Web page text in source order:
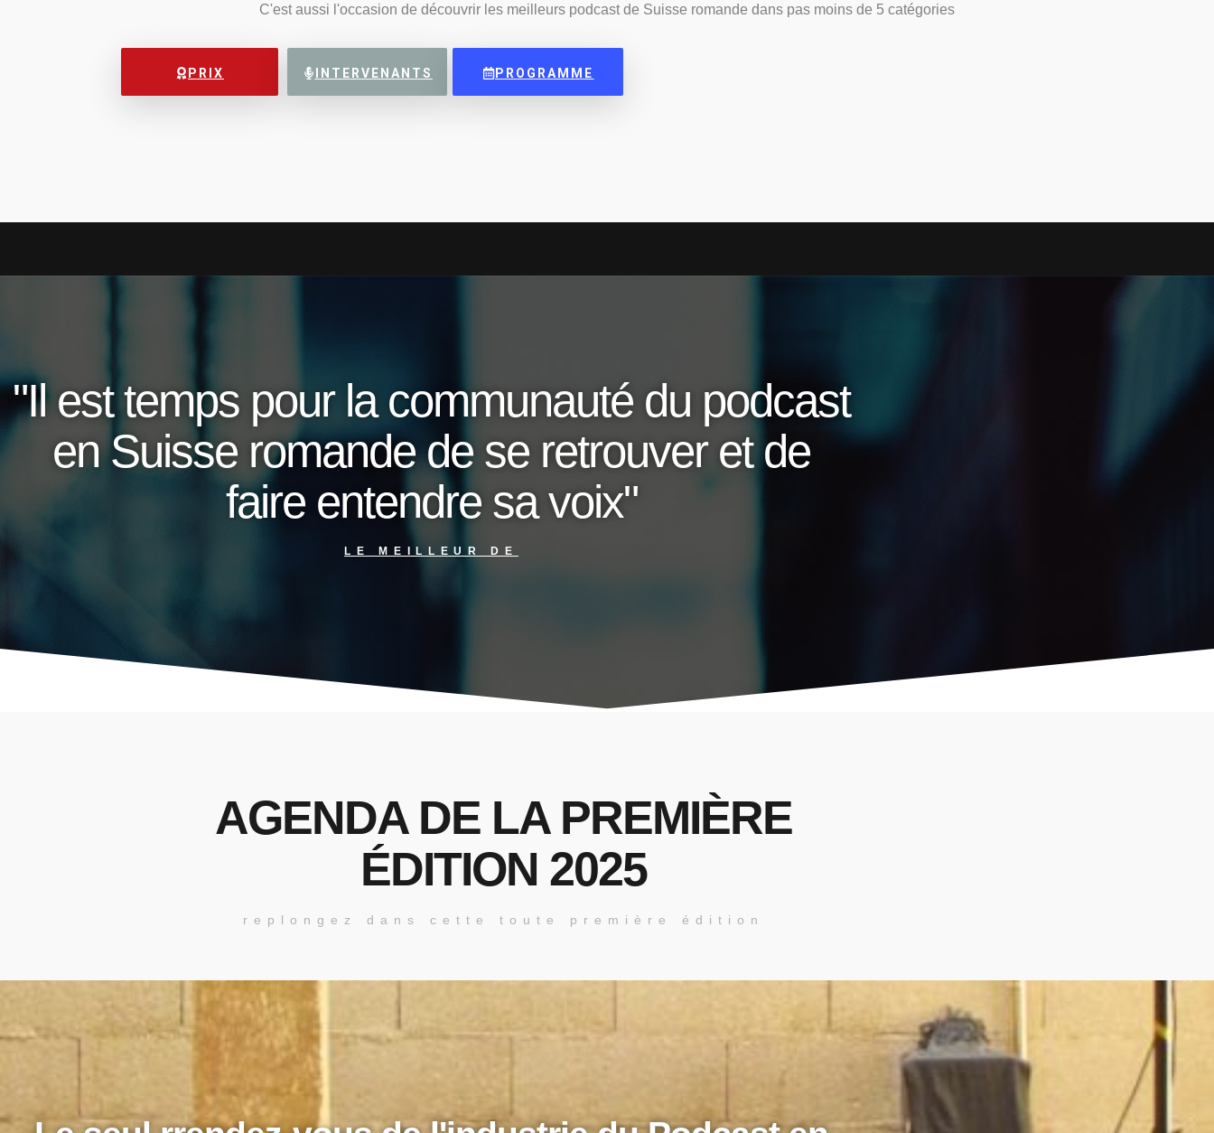
C'est aussi l'occasion de découvrir les meilleurs podcast de Suisse romande dans pas moins de 5 catégories
PRIX INTERVENANTS PROGRAMME
"Il est temps pour la communauté du podcast
en Suisse romande de se retrouver et de
faire entendre sa voix"
LE MEILLEUR DE
AGENDA DE LA PREMIÈRE
ÉDITION 2025
replongez dans cette toute première édition